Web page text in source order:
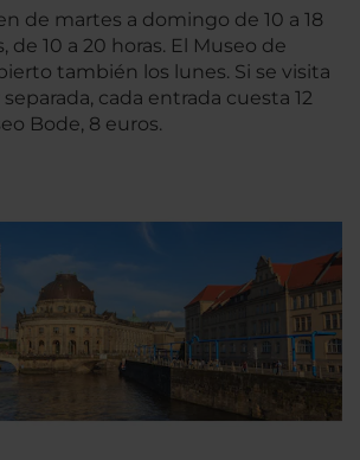
de martes a domingo de 10 a 18
de 10 a 20 horas. El Museo de
también los lunes. Si se visita
cada entrada cuesta 12
Bode, 8 euros.